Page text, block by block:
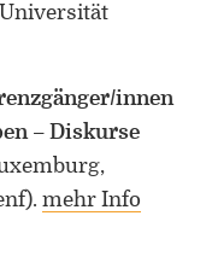
innen
– Diskurse
. mehr Info